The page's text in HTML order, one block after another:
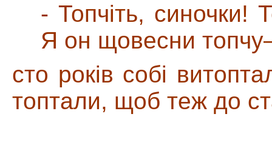
- Топчіть, синочки!
Я он щовесни
сто років собі
топтали, щоб теж до